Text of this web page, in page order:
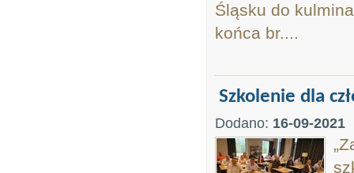
Śląsku do
końca br....
Szkolenie dla
Dodano: 16-09-2021